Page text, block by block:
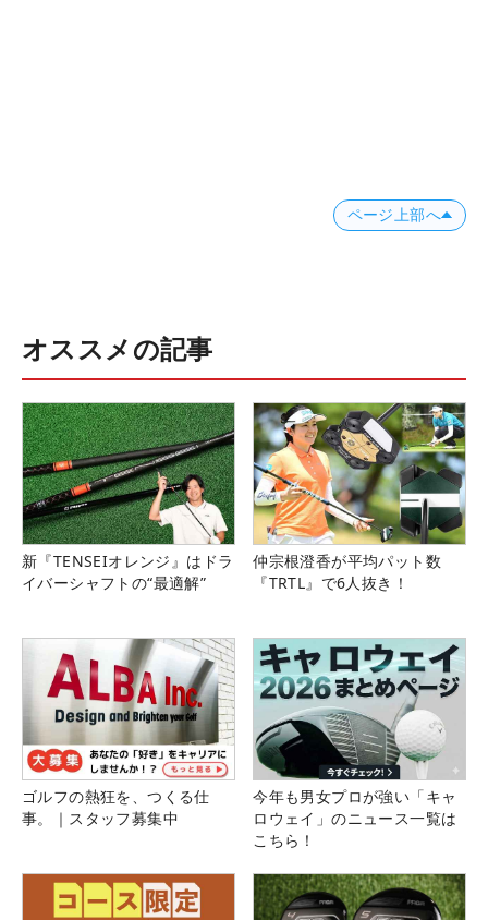
ページ上部へ
オススメの記事
新『TENSEIオレンジ』はドラ
イバーシャフトの“最適解”
仲宗根澄香が平均パット数
『TRTL』で6人抜き！
ゴルフの熱狂を、つくる仕
事。｜スタッフ募集中
今年も男女プロが強い「キャ
ロウェイ」のニュース一覧は
こちら！